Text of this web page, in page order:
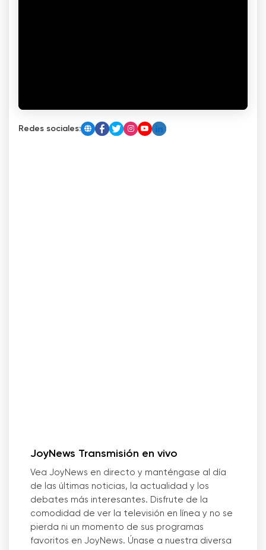
Redes sociales:
JoyNews Transmisión en vivo
Vea JoyNews en directo y manténgase al día
de las últimas noticias, la actualidad y los
debates más interesantes. Disfrute de la
comodidad de ver la televisión en línea y no se
pierda ni un momento de sus programas
favoritos en JoyNews. Únase a nuestra diversa